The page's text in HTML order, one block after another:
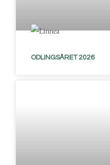
ODLINGSÅRET 2026